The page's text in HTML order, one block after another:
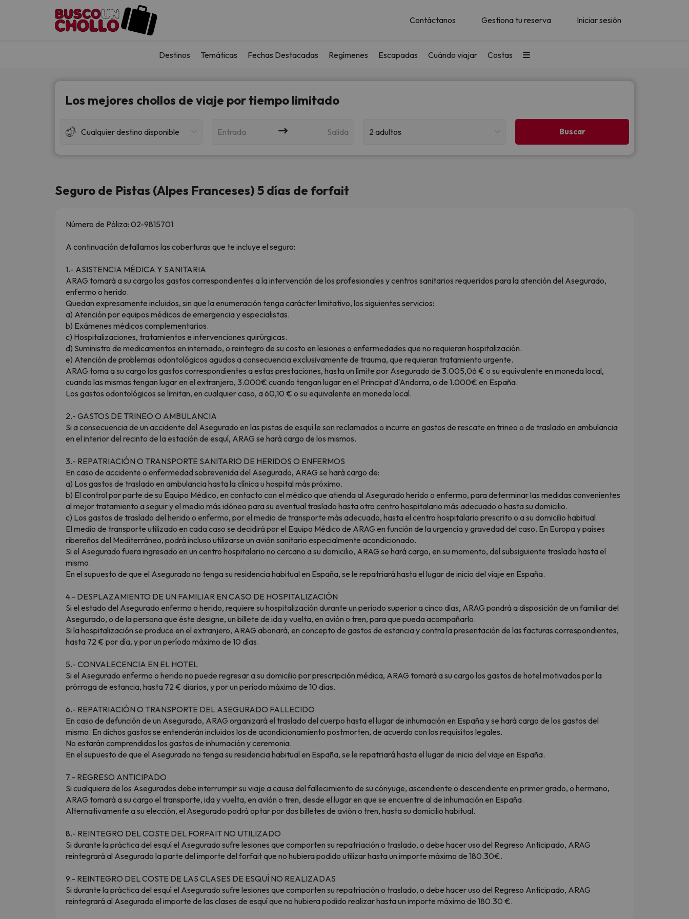
Contáctanos Gestiona tu reserva Iniciar sesión
Destinos Temáticas Fechas Destacadas Regímenes Escapadas Cuándo viajar Costas
Los mejores chollos de viaje por tiempo limitado
Cualquier destino disponible Entrada Salida 2 adultos
Seguro de Pistas (Alpes Franceses) 5 días de forfait
Número de Póliza: 02-9815701
A continuación detallamos las coberturas que te incluye el seguro:
1.- ASISTENCIA MÉDICA Y SANITARIA
ARAG tomará a su cargo los gastos correspondientes a la intervención de los profesionales y centros sanitarios requeridos para la atención del Asegurado,
enfermo o herido.
Quedan expresamente incluidos, sin que la enumeración tenga carácter limitativo, los siguientes servicios:
a) Atención por equipos médicos de emergencia y especialistas.
b) Exámenes médicos complementarios.
c) Hospitalizaciones, tratamientos e intervenciones quirúrgicas.
d) Suministro de medicamentos en internado, o reintegro de su costo en lesiones o enfermedades que no requieran hospitalización.
e) Atención de problemas odontológicos agudos a consecuencia exclusivamente de trauma, que requieran tratamiento urgente.
ARAG toma a su cargo los gastos correspondientes a estas prestaciones, hasta un límite por Asegurado de 3.005,06 € o su equivalente en moneda local,
cuando las mismas tengan lugar en el extranjero, 3.000€ cuando tengan lugar en el Principat d'Andorra, o de 1.000€ en España.
Los gastos odontológicos se limitan, en cualquier caso, a 60,10 € o su equivalente en moneda local.
2.- GASTOS DE TRINEO O AMBULANCIA
Si a consecuencia de un accidente del Asegurado en las pistas de esquí le son reclamados o incurre en gastos de rescate en trineo o de traslado en ambulancia
en el interior del recinto de la estación de esquí, ARAG se hará cargo de los mismos.
3.- REPATRIACIÓN O TRANSPORTE SANITARIO DE HERIDOS O ENFERMOS
En caso de accidente o enfermedad sobrevenida del Asegurado, ARAG se hará cargo de:
a) Los gastos de traslado en ambulancia hasta la clínica u hospital más próximo.
b) El control por parte de su Equipo Médico, en contacto con el médico que atienda al Asegurado herido o enfermo, para determinar las medidas convenientes
al mejor tratamiento a seguir y el medio más idóneo para su eventual traslado hasta otro centro hospitalario más adecuado o hasta su domicilio.
c) Los gastos de traslado del herido o enfermo, por el medio de transporte más adecuado, hasta el centro hospitalario prescrito o a su domicilio habitual.
El medio de transporte utilizado en cada caso se decidirá por el Equipo Médico de ARAG en función de la urgencia y gravedad del caso. En Europa y países
ribereños del Mediterráneo, podrá incluso utilizarse un avión sanitario especialmente acondicionado.
Si el Asegurado fuera ingresado en un centro hospitalario no cercano a su domicilio, ARAG se hará cargo, en su momento, del subsiguiente traslado hasta el
mismo.
En el supuesto de que el Asegurado no tenga su residencia habitual en España, se le repatriará hasta el lugar de inicio del viaje en España.
4.- DESPLAZAMIENTO DE UN FAMILIAR EN CASO DE HOSPITALIZACIÓN
Si el estado del Asegurado enfermo o herido, requiere su hospitalización durante un período superior a cinco días, ARAG pondrá a disposición de un familiar del
Asegurado, o de la persona que éste designe, un billete de ida y vuelta, en avión o tren, para que pueda acompañarlo.
Si la hospitalización se produce en el extranjero, ARAG abonará, en concepto de gastos de estancia y contra la presentación de las facturas correspondientes,
hasta 72 € por día, y por un período máximo de 10 días.
5.- CONVALECENCIA EN EL HOTEL
Si el Asegurado enfermo o herido no puede regresar a su domicilio por prescripción médica, ARAG tomará a su cargo los gastos de hotel motivados por la
prórroga de estancia, hasta 72 € diarios, y por un período máximo de 10 días.
6.- REPATRIACIÓN O TRANSPORTE DEL ASEGURADO FALLECIDO
En caso de defunción de un Asegurado, ARAG organizará el traslado del cuerpo hasta el lugar de inhumación en España y se hará cargo de los gastos del
mismo. En dichos gastos se entenderán incluidos los de acondicionamiento postmorten, de acuerdo con los requisitos legales.
No estarán comprendidos los gastos de inhumación y ceremonia.
En el supuesto de que el Asegurado no tenga su residencia habitual en España, se le repatriará hasta el lugar de inicio del viaje en España.
7.- REGRESO ANTICIPADO
Si cualquiera de los Asegurados debe interrumpir su viaje a causa del fallecimiento de su cónyuge, ascendiente o descendiente en primer grado, o hermano,
ARAG tomará a su cargo el transporte, ida y vuelta, en avión o tren, desde el lugar en que se encuentre al de inhumación en España.
Alternativamente a su elección, el Asegurado podrá optar por dos billetes de avión o tren, hasta su domicilio habitual.
8.- REINTEGRO DEL COSTE DEL FORFAIT NO UTILIZADO
Si durante la práctica del esquí el Asegurado sufre lesiones que comporten su repatriación o traslado, o debe hacer uso del Regreso Anticipado, ARAG
reintegrará al Asegurado la parte del importe del forfait que no hubiera podido utilizar hasta un importe máximo de 180.30€.
9.- REINTEGRO DEL COSTE DE LAS CLASES DE ESQUÍ NO REALIZADAS
Si durante la práctica del esquí el Asegurado sufre lesiones que comporten su repatriación o traslado, o debe hacer uso del Regreso Anticipado, ARAG
reintegrará al Asegurado el importe de las clases de esquí que no hubiera podido realizar hasta un importe máximo de 180.30 €.